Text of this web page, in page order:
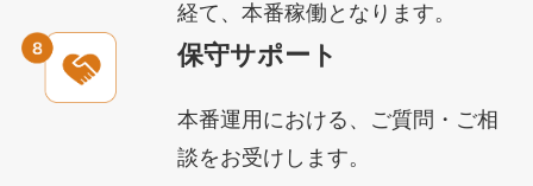
経て、本番稼働となります。
保守サポート
本番運用における、ご質問・ご相
談をお受けします。